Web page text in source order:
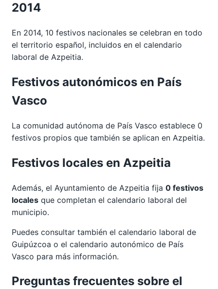
2014
En 2014, 10 festivos nacionales se celebran en todo
el territorio español, incluidos en el calendario
laboral de Azpeitia.
Festivos autonómicos en País
Vasco
La comunidad autónoma de País Vasco establece 0
festivos propios que también se aplican en Azpeitia.
Festivos locales en Azpeitia
Además, el Ayuntamiento de Azpeitia fija 0 festivos
locales que completan el calendario laboral del
municipio.
Puedes consultar también el calendario laboral de
Guipúzcoa o el calendario autonómico de País
Vasco para más información.
Preguntas frecuentes sobre el